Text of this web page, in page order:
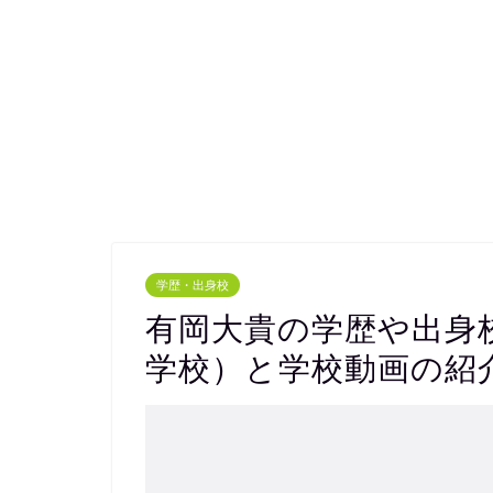
学歴・出身校
有岡大貴の学歴や出身
学校）と学校動画の紹